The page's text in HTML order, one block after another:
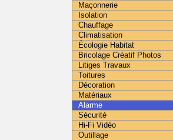
Maçonnerie
Isolation
Chauffage
Climatisation
Écologie Habitat
Bricolage Créatif Photos
Litiges Travaux
Toitures
Décoration
Matériaux
Alarme
Sécurité
Hi-Fi Vidéo
Outillage